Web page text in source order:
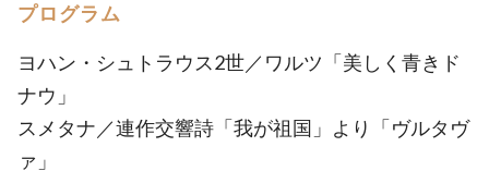
プログラム
ヨハン・シュトラウス2世／ワルツ「美しく青きド
ナウ」
スメタナ／連作交響詩「我が祖国」より「ヴルタヴ
ァ」